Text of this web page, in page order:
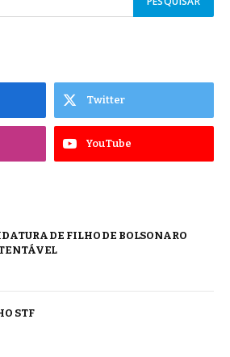
Twitter
YouTube
DE FILHO DE BOLSONARO
STF